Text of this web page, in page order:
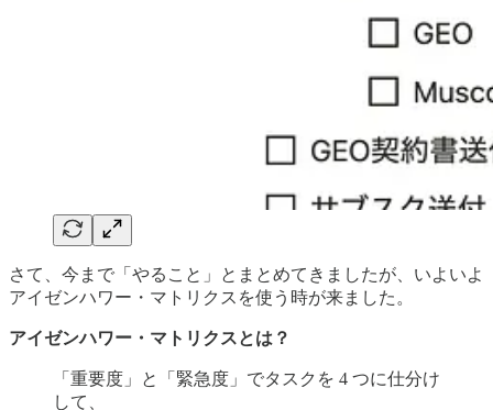
さて、今まで「やること」とまとめてきましたが、いよいよ
アイゼンハワー・マトリクスを使う時が来ました。
アイゼンハワー・マトリクスとは？
「重要度」と「緊急度」でタスクを 4 つに仕分け
して、